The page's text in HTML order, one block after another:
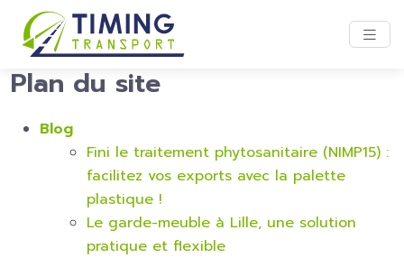
Plan du site
Blog
Fini le traitement phytosanitaire (NIMP15) :
facilitez vos exports avec la palette
plastique !
Le garde-meuble à Lille, une solution
pratique et flexible